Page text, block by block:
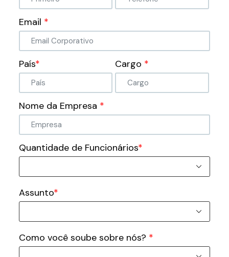
Email *
País* Cargo *
Nome da Empresa *
Quantidade de Funcionários*
Assunto*
Como você soube sobre nós? *